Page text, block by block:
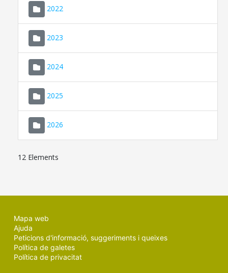
2022
2023
2024
2025
2026
12 Elements
Mapa web
Ajuda
Peticions d'informació, suggeriments i queixes
Política de galetes
Política de privacitat